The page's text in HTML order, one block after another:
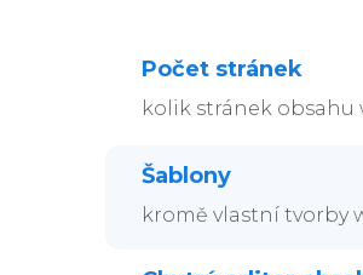
Počet stránek
kolik stránek obsahu
Šablony
kromě vlastní tvorby